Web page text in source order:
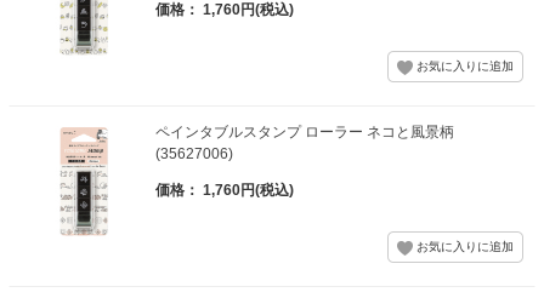
価格： 1,760円(税込)
ペインタブルスタンプ ローラー ネコと風景柄
(35627006)
価格： 1,760円(税込)